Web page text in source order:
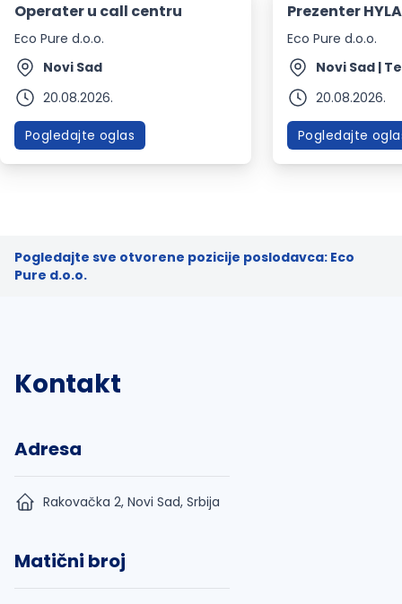
Operater u call centru
Eco Pure d.o.o.
Novi Sad
20.08.2026.
Pogledajte oglas
Prezenter
Eco Pure d.o.o.
Novi Sad |
20.08.2026.
Pogledajte
Pogledajte sve otvorene pozicije poslodavca: Eco
Pure d.o.o.
Kontakt
Adresa
Rakovačka 2, Novi Sad, Srbija
Matični broj